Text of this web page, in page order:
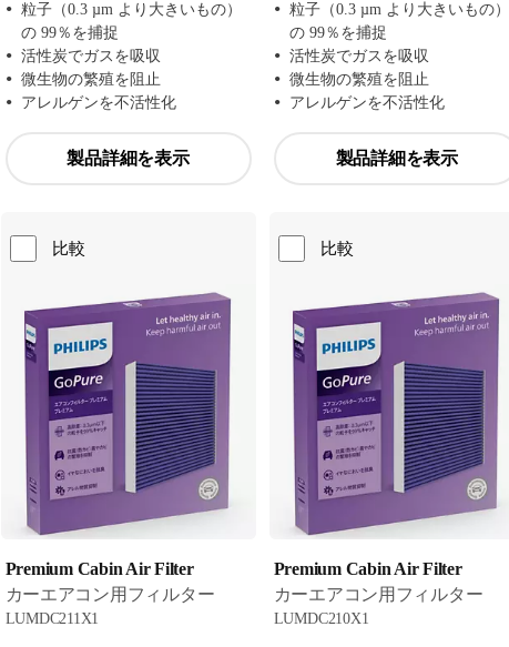
粒子（0.3 µm より大きいもの）
の 99％を捕捉
活性炭でガスを吸収
微生物の繁殖を阻止
アレルゲンを不活性化
製品詳細を表示
粒子（0.3 µm より大きいもの）
の 99％を捕捉
活性炭でガスを吸収
微生物の繁殖を阻止
アレルゲンを不活性化
製品詳細を表示
比較
Premium Cabin Air Filter
カーエアコン用フィルター
LUMDC211X1
比較
Premium Cabin Air Filter
カーエアコン用フィルター
LUMDC210X1